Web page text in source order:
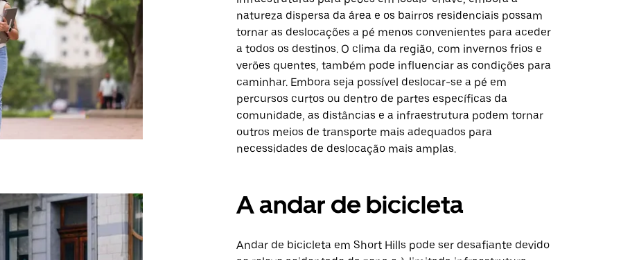
natureza dispersa da área e os bairros residenciais possam
tornar as deslocações a pé menos convenientes para aceder
a todos os destinos. O clima da região, com invernos frios e
verões quentes, também pode influenciar as condições para
caminhar. Embora seja possível deslocar-se a pé em
percursos curtos ou dentro de partes específicas da
comunidade, as distâncias e a infraestrutura podem tornar
outros meios de transporte mais adequados para
necessidades de deslocação mais amplas.
A andar de bicicleta
Andar de bicicleta em Short Hills pode ser desafiante devido